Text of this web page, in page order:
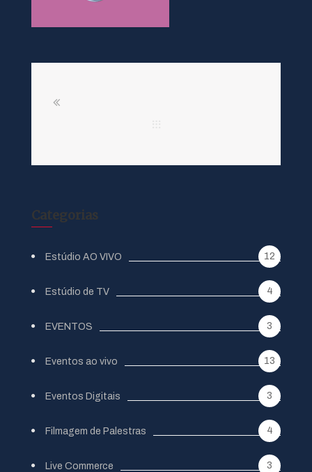
Categorias
Estúdio AO VIVO 12
Estúdio de TV 4
EVENTOS 3
Eventos ao vivo 13
Eventos Digitais 3
Filmagem de Palestras 4
Live Commerce 3